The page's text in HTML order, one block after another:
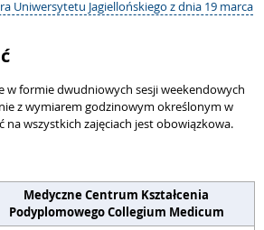
Uniwersytetu Jagiellońskiego z dnia 19 marca
w formie dwudniowych sesji weekendowych
z wymiarem godzinowym określonym w
na wszystkich zajęciach jest obowiązkowa.
Medyczne Centrum Kształcenia
Podyplomowego Collegium Medicum